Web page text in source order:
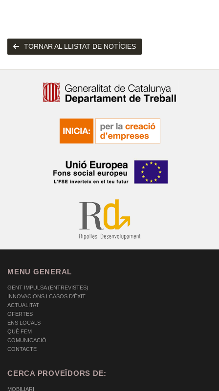
TORNAR AL LLISTAT DE NOTÍCIES
MENU GENERAL
GENT IMPULSA (ENTREVISTES)
INNOVACIONS I CASOS D'ÈXIT
ACTUALITAT
OFERTES
ENS LOCALS
QUÈ FEM
COMUNICACIÓ
CONTACTE
CERCA PROVEÏDORS DE:
MOBILIARI